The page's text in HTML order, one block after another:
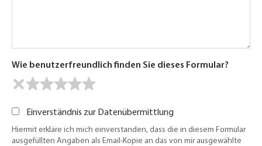
Wie benutzerfreundlich finden Sie dieses Formular?
Einverständnis zur Datenübermittlung
Hiermit erkläre ich mich einverstanden, dass die in diesem Formular
ausgefüllten Angaben als Email-Kopie an das von mir ausgewählte